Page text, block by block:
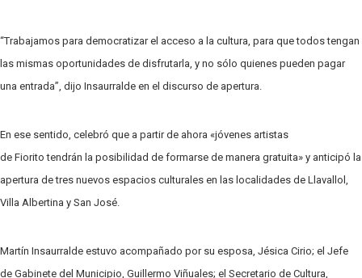
“Trabajamos para democratizar el acceso a la cultura, para que todos tengan
las mismas oportunidades de disfrutarla, y no sólo quienes pueden pagar
una entrada”, dijo Insaurralde en el discurso de apertura.
En ese sentido, celebró que a partir de ahora «jóvenes artistas
de Fiorito tendrán la posibilidad de formarse de manera gratuita» y anticipó la
apertura de tres nuevos espacios culturales en las localidades de Llavallol ,
Villa Albertina y San José.
Martín Insaurralde estuvo acompañado por su esposa, Jésica Cirio; el Jefe
de Gabinete del Municipio, Guillermo Viñuales; el Secretario de Cultura,